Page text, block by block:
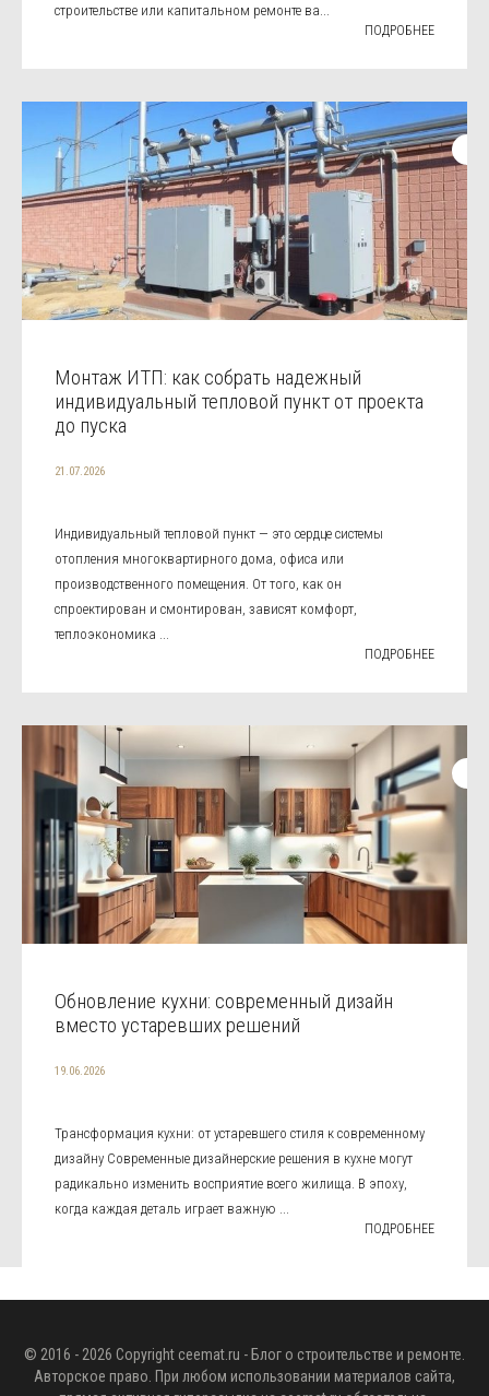
строительстве или капитальном ремонте ва...
ПОДРОБНЕЕ
Монтаж ИТП: как собрать надежный
индивидуальный тепловой пункт от проекта
до пуска
21.07.2026
Индивидуальный тепловой пункт — это сердце системы
отопления многоквартирного дома, офиса или
производственного помещения. От того, как он
спроектирован и смонтирован, зависят комфорт,
теплоэкономика ...
ПОДРОБНЕЕ
Обновление кухни: современный дизайн
вместо устаревших решений
19.06.2026
Трансформация кухни: от устаревшего стиля к современному
дизайну Современные дизайнерские решения в кухне могут
радикально изменить восприятие всего жилища. В эпоху,
когда каждая деталь играет важную ...
ПОДРОБНЕЕ
© 2016 - 2026 Copyright ceemat.ru - Блог о строительстве и ремонте.
Авторское право. При любом использовании материалов сайта,